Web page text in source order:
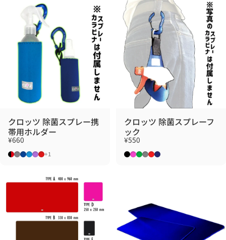
クロッツ 除菌スプレー携
帯用ホルダー
¥660
ブラック×レッド
グレー×イエロー
ネイビー×オレンジ
ブルー×イエロー
パープル×イエロー
レッドxブラック
+1
クロッツ 除菌スプレーフ
ック
¥550
ブラック
ピンク
グリーン
グレー
レッド
ネイビー